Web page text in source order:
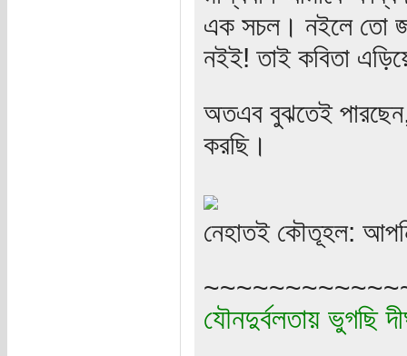
এক সচল। নইলে তো
নইই! তাই কবিতা
অতএব বুঝতেই
করছি।
নেহাতই কৌতূহল:
যৌনদুর্বলতায় ভুগছি